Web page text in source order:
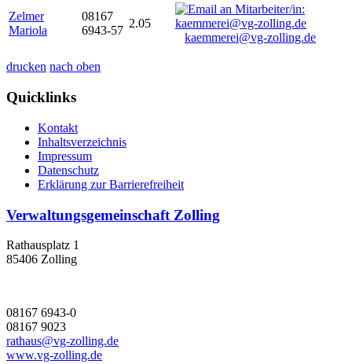
Zelmer
Mariola
08167
6943-57
2.05
kaemmerei@vg-zolling.de
drucken nach oben
Quicklinks
Kontakt
Inhaltsverzeichnis
Impressum
Datenschutz
Erklärung zur Barrierefreiheit
Verwaltungsgemeinschaft Zolling
Rathausplatz 1
85406 Zolling
08167 6943-0
08167 9023
rathaus@vg-zolling.de
www.vg-zolling.de